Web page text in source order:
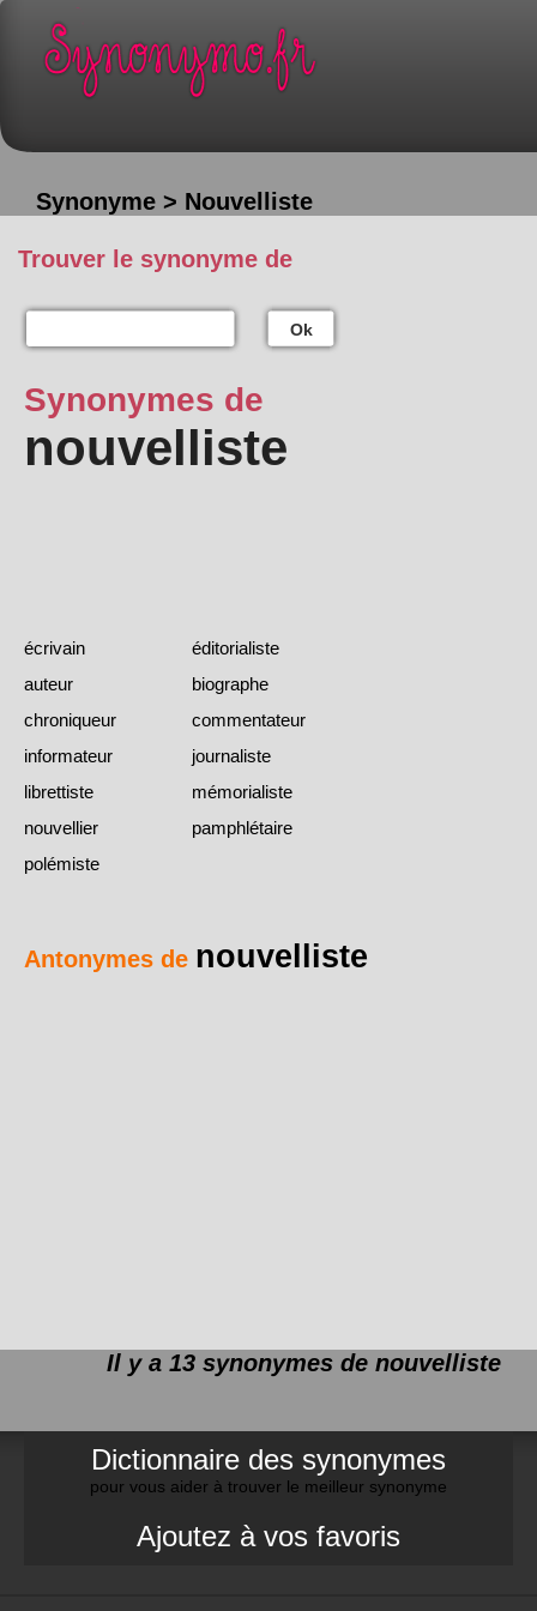
Synonyme > Nouvelliste
Trouver le synonyme de
Ok
Synonymes de
nouvelliste
écrivain
éditorialiste
auteur
biographe
chroniqueur
commentateur
informateur
journaliste
librettiste
mémorialiste
nouvellier
pamphlétaire
polémiste
Antonymes de nouvelliste
Il y a 13 synonymes de nouvelliste
Dictionnaire des synonymes
pour vous aider à trouver le meilleur synonyme
Ajoutez à vos favoris